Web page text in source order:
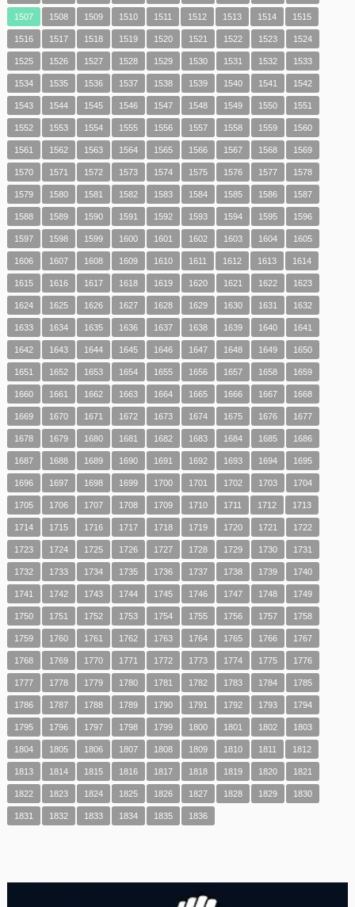
1507 1508 1509 1510 1511 1512 1513 1514 1515
1516 1517 1518 1519 1520 1521 1522 1523 1524
1525 1526 1527 1528 1529 1530 1531 1532 1533
1534 1535 1536 1537 1538 1539 1540 1541 1542
1543 1544 1545 1546 1547 1548 1549 1550 1551
1552 1553 1554 1555 1556 1557 1558 1559 1560
1561 1562 1563 1564 1565 1566 1567 1568 1569
1570 1571 1572 1573 1574 1575 1576 1577 1578
1579 1580 1581 1582 1583 1584 1585 1586 1587
1588 1589 1590 1591 1592 1593 1594 1595 1596
1597 1598 1599 1600 1601 1602 1603 1604 1605
1606 1607 1608 1609 1610 1611 1612 1613 1614
1615 1616 1617 1618 1619 1620 1621 1622 1623
1624 1625 1626 1627 1628 1629 1630 1631 1632
1633 1634 1635 1636 1637 1638 1639 1640 1641
1642 1643 1644 1645 1646 1647 1648 1649 1650
1651 1652 1653 1654 1655 1656 1657 1658 1659
1660 1661 1662 1663 1664 1665 1666 1667 1668
1669 1670 1671 1672 1673 1674 1675 1676 1677
1678 1679 1680 1681 1682 1683 1684 1685 1686
1687 1688 1689 1690 1691 1692 1693 1694 1695
1696 1697 1698 1699 1700 1701 1702 1703 1704
1705 1706 1707 1708 1709 1710 1711 1712 1713
1714 1715 1716 1717 1718 1719 1720 1721 1722
1723 1724 1725 1726 1727 1728 1729 1730 1731
1732 1733 1734 1735 1736 1737 1738 1739 1740
1741 1742 1743 1744 1745 1746 1747 1748 1749
1750 1751 1752 1753 1754 1755 1756 1757 1758
1759 1760 1761 1762 1763 1764 1765 1766 1767
1768 1769 1770 1771 1772 1773 1774 1775 1776
1777 1778 1779 1780 1781 1782 1783 1784 1785
1786 1787 1788 1789 1790 1791 1792 1793 1794
1795 1796 1797 1798 1799 1800 1801 1802 1803
1804 1805 1806 1807 1808 1809 1810 1811 1812
1813 1814 1815 1816 1817 1818 1819 1820 1821
1822 1823 1824 1825 1826 1827 1828 1829 1830
1831 1832 1833 1834 1835 1836